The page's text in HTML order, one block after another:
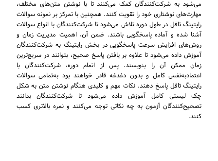
می‌شود به شرکت‌کنندگان کمک می‌کنند تا با نوشتن متن‌های مختلف،
مهارت‌های نوشتاری خود را تقویت کنند. همچنین با تمرکز بر نمونه سوالات
رایتینگ تافل در طول دوره تلاش می‌شود تا شرکت‌کنندگان با انواع سوالات
آشنا شده و آماده پاسخگویی باشند. ضمن آن، اهمیت مدیریت زمان و
روش‌های افزایش سرعت پاسخگویی در بخش رایتینگ به شرکت‌کنندگان
آموزش داده می‌شود تا علاوه بر یافتن پاسخ صحیح، بتوانند در سریع‌ترین
زمان ممکن آن را بنویسند. پس از اتمام دوره، شرکت‌کنندگان با
اعتمادبه‌نفس کامل و بدون دغدغه قادر خواهند بود به‌تمامی سوالات
رایتینگ تافل پاسخ دهند. نکات مهم و کلیدی هنگام نوشتن متن به شکل
چک لیستی کامل آموزش داده می‌شود تا شرکت‌کنندگان بدانند
تصحیح‌کنندگان آزمون به چه نکاتی توجه می‌کنند و نمره بالاتری کسب
کنند.